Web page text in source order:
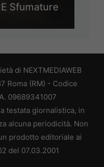
Sfumature
di NEXTMEDIAWEB
Roma (RM) - Codice
09689341007
testata giornalistica, in
alcuna periodicità. Non
prodotto editoriale ai
del 07.03.2001